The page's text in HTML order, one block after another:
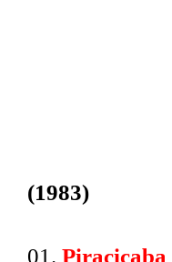
(1983)
01. Piracicaba